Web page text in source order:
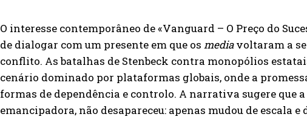
Vais receber informação sobre futuros passatempos.
ENVIAR
O interesse contemporâneo de «Vanguard – O Preço do
de dialogar com um presente em que os mediavoltaram a
conflito. As batalhas de Stenbeck contra monopólios
cenário dominado por plataformas globais, onde a
formas de dependência e controlo. A narrativa sugere que
emancipadora, não desapareceu: apenas mudou de escala